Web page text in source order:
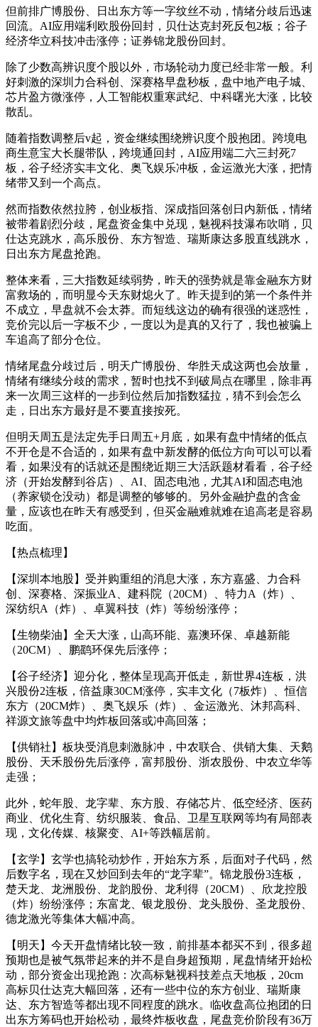
但前排广博股份、日出东方等一字纹丝不动，情绪分歧后迅速
回流。AI应用端利欧股份回封，贝仕达克封死反包2板；谷子
经济华立科技冲击涨停；证券锦龙股份回封。
除了少数高辨识度个股以外，市场轮动力度已经非常一般。利
好刺激的深圳力合科创、深赛格早盘秒板，盘中地产电子城、
芯片盈方微涨停，人工智能权重寒武纪、中科曙光大涨，比较
散乱。
随着指数调整后v起，资金继续围绕辨识度个股抱团。跨境电
商生意宝大长腿带队，跨境通回封，AI应用端二六三封死7
板，谷子经济实丰文化、奥飞娱乐冲板，金运激光大涨，把情
绪带又到一个高点。
然而指数依然拉胯，创业板指、深成指回落创日内新低，情绪
被带着剧烈分歧，尾盘资金集中兑现，魅视科技瀑布吹哨，贝
仕达克跳水，高乐股份、东方智造、瑞斯康达多股直线跳水，
日出东方尾盘抢跑。
整体来看，三大指数延续弱势，昨天的强势就是靠金融东方财
富救场的，而明显今天东财熄火了。昨天提到的第一个条件并
不成立，早盘就不会太莽。而短线这边的确有很强的迷惑性，
竞价完以后一字板不少，一度以为是真的又行了，我也被骗上
车追高了部分仓位。
情绪尾盘分歧过后，明天广博股份、华胜天成这两也会放量，
情绪有继续分歧的需求，暂时也找不到破局点在哪里，除非再
来一次周三这样的一步到位然后加指数猛拉，猜不到会怎么
走，日出东方最好是不要直接按死。
但明天周五是法定先手日周五+月底，如果有盘中情绪的低点
不开仓是不合适的，如果有盘中新发酵的低位方向可以可以看
看，如果没有的话就还是围绕近期三大活跃题材看看，谷子经
济（开始发酵到谷店）、AI、固态电池，尤其AI和固态电池
（养家锁仓没动）都是调整的够够的。另外金融护盘的含金
量，应该也在昨天有感受到，但买金融难就难在追高老是容易
吃面。
【热点梳理】
【深圳本地股】受并购重组的消息大涨，东方嘉盛、力合科
创、深赛格、深振业A、建科院（20CM）、特力A（炸）、
深纺织A（炸）、卓翼科技（炸）等纷纷涨停；
【生物柴油】全天大涨，山高环能、嘉澳环保、卓越新能
（20CM）、鹏鹞环保先后涨停；
【谷子经济】迎分化，整体呈现高开低走，新世界4连板，洪
兴股份2连板，倍益康30CM涨停，实丰文化（7板炸）、恒信
东方（20CM炸）、奥飞娱乐（炸）、金运激光、沐邦高科、
祥源文旅等盘中均炸板回落或冲高回落；
【供销社】板块受消息刺激脉冲，中农联合、供销大集、天鹅
股份、天禾股份先后涨停，富邦股份、浙农股份、中农立华等
走强；
此外，蛇年股、龙字辈、东方股、存储芯片、低空经济、医药
商业、优化生育、纺织服装、食品、卫星互联网等均有局部表
现，文化传媒、核聚变、AI+等跌幅居前。
【玄学】玄学也搞轮动炒作，开始东方系，后面对子代码，然
后数字名，现在又炒回到去年的“龙字辈”。锦龙股份3连板，
楚天龙、龙洲股份、龙韵股份、龙利得（20CM）、欣龙控股
（炸）纷纷涨停；东富龙、银龙股份、龙头股份、圣龙股份、
德龙激光等集体大幅冲高。
【明天】今天开盘情绪比较一致，前排基本都买不到，很多超
预期也是被气氛带起来的并不是自身超预期，尾盘情绪开始松
动，部分资金出现抢跑：次高标魅视科技差点天地板，20cm
高标贝仕达克大幅回落，还有一些中位的东方创业、瑞斯康
达、东方智造等都出现不同程度的跳水。临收盘高位抱团的日
出东方筹码也开始松动，最终炸板收盘，尾盘竞价阶段有36万